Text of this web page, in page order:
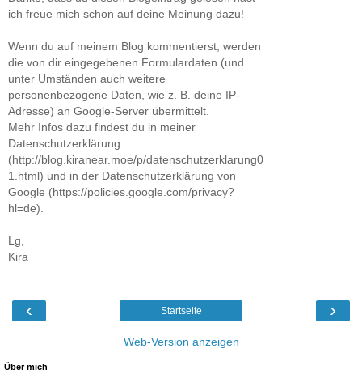
ich freue mich schon auf deine Meinung dazu!
Wenn du auf meinem Blog kommentierst, werden
die von dir eingegebenen Formulardaten (und
unter Umständen auch weitere
personenbezogene Daten, wie z. B. deine IP-
Adresse) an Google-Server übermittelt.
Mehr Infos dazu findest du in meiner
Datenschutzerklärung
(http://blog.kiranear.moe/p/datenschutzerklarung0
1.html) und in der Datenschutzerklärung von
Google (https://policies.google.com/privacy?
hl=de).
Lg,
Kira
‹ ›
Startseite
Web-Version anzeigen
Über mich